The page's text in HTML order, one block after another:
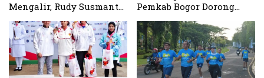
Mengalir, Rudy Susmanto:
dengan Pak Prabowo
Pemkab Bogor Dorong